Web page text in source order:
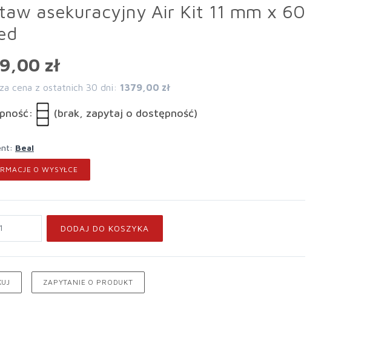
asekuracyjny Air Kit 11 mm x 60
zł
cena z ostatnich 30 dni: 1379,00 zł
(brak, zapytaj o dostępność)
Beal
O WYSYŁCE
DODAJ DO KOSZYKA
ZAPYTANIE O PRODUKT